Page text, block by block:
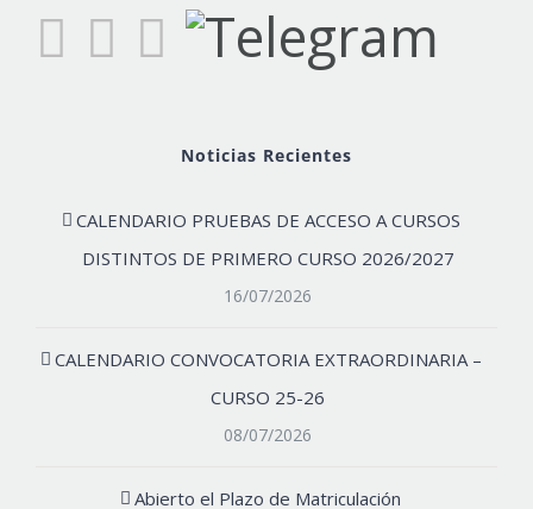
Noticias Recientes
CALENDARIO PRUEBAS DE ACCESO A CURSOS
DISTINTOS DE PRIMERO CURSO 2026/2027
16/07/2026
CALENDARIO CONVOCATORIA EXTRAORDINARIA –
CURSO 25-26
08/07/2026
Abierto el Plazo de Matriculación